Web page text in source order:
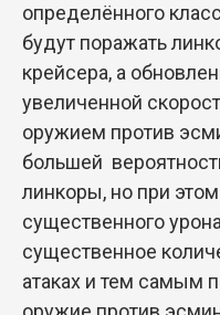
определённого
будут поражать
крейсера, а
увеличенной
оружием против
большей
линкоры, но при
существенного
существенное
атаках и тем самым